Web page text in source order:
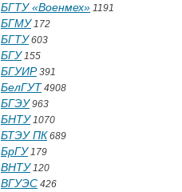
БГТУ «Военмех» 1191
БГМУ172
БГТУ603
БГУ155
БГУИР391
БелГУТ 4908
БГЭУ963
БНТУ1070
БТЭУ ПК 689
БрГУ179
ВНТУ120
ВГУЭС 426